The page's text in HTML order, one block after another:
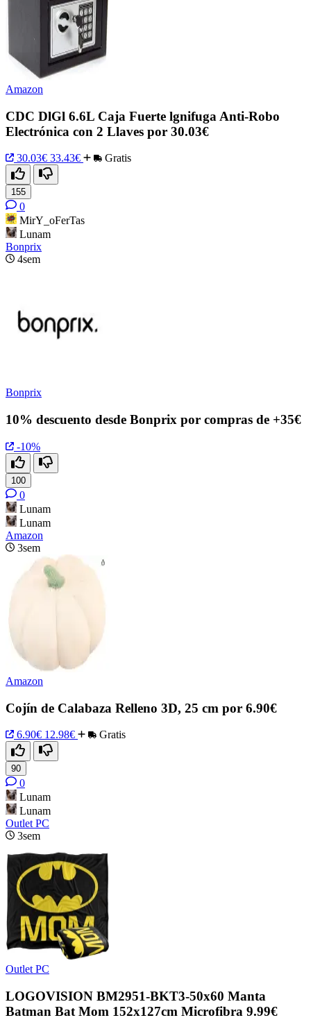
Amazon
CDC DlGl 6.6L Caja Fuerte lgnifuga Anti-Robo
Electrónica con 2 Llaves por 30.03€
30.03€ 33.43€ Gratis
155
0
MirY_oFerTas
Lunam
Bonprix
4sem
Bonprix
10% descuento desde Bonprix por compras de +35€
-10%
100
0
Lunam
Lunam
Amazon
3sem
Amazon
Cojín de Calabaza Relleno 3D, 25 cm por 6.90€
6.90€ 12.98€ Gratis
90
0
Lunam
Lunam
Outlet PC
3sem
Outlet PC
LOGOVISION BM2951-BKT3-50x60 Manta
Batman Bat Mom 152x127cm Microfibra 9.99€